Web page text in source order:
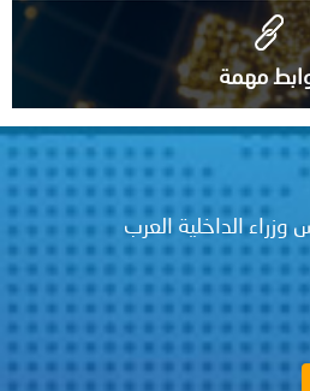
مهمة
الداخلية العرب